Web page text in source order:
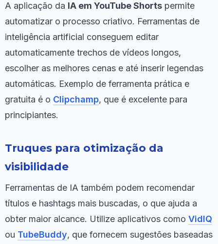
A aplicação da IA em YouTube Shorts permite
automatizar o processo criativo. Ferramentas de
inteligência artificial conseguem editar
automaticamente trechos de vídeos longos,
escolher as melhores cenas e até inserir legendas
automáticas. Exemplo de ferramenta prática e
gratuita é o Clipchamp, que é excelente para
principiantes.
Truques para otimização da
visibilidade
Ferramentas de IA também podem recomendar
títulos e hashtags mais buscadas, o que ajuda a
obter maior alcance. Utilize aplicativos como VidIQ
ou TubeBuddy, que fornecem sugestões baseadas